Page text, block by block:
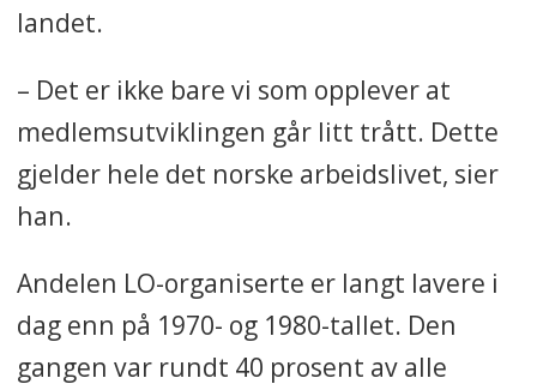
landet.
– Det er ikke bare vi som opplever at
medlemsutviklingen går litt trått. Dette
gjelder hele det norske arbeidslivet, sier
han.
Andelen LO-organiserte er langt lavere i
dag enn på 1970- og 1980-tallet. Den
gangen var rundt 40 prosent av alle